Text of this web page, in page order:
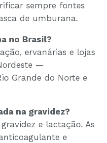
sempre fontes
de umburana.
no Brasil?
ervanárias e lojas
—
Grande do Norte e
na gravidez?
e lactação. As
e